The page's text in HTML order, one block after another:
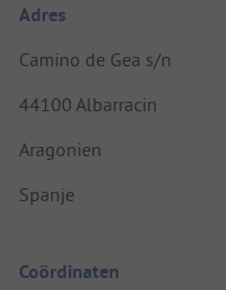
Adres
Camino de Gea s/n
44100 Albarracin
Aragonien
Spanje
Coördinaten